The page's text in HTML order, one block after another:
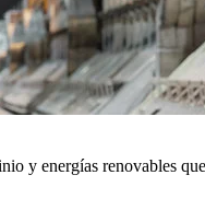
y energías renovables